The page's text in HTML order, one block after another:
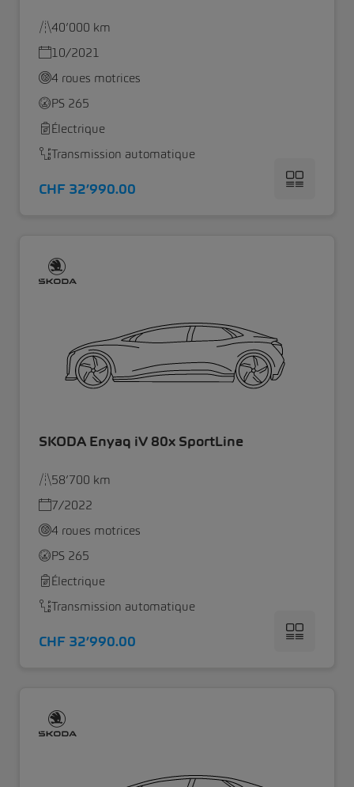
40’000 km
10/2021
4 roues motrices
PS 265
Électrique
Transmission automatique
CHF 32’990.00
SKODA Enyaq iV 80x SportLine
58’700 km
7/2022
4 roues motrices
PS 265
Électrique
Transmission automatique
CHF 32’990.00